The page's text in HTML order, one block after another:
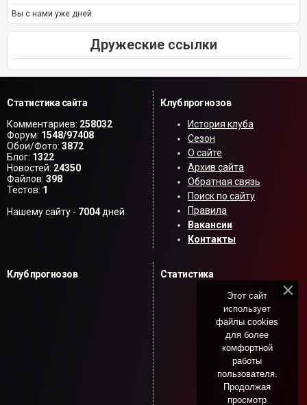
Вы с нами уже дней.
Дружеские ссылки
Статистика сайта
Комментариев: 258032
Форум: 1548/97408
Обои/Фото: 3872
Блог: 1322
Новостей: 24350
Файлов: 398
Тестов: 1
Нашему сайту - 7004 дней
Клуб прогнозов
История клуба
Сезон
О сайте
Архив сайта
Обратная связь
Поиск по сайту
Правила
Вакансии
Контакты
Клуб прогнозов Статистика
Этот сайт
использует
файлы cookies
для более
комфортной
работы
пользователя.
Продолжая
просмотр